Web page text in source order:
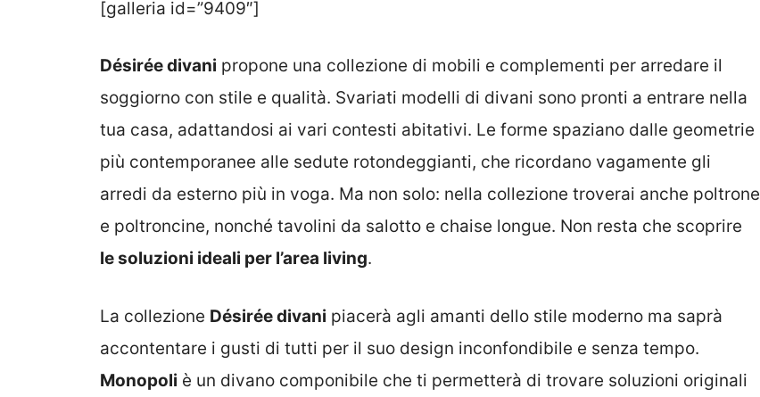
[galleria id=”9409″]
Désirée divani propone una collezione di mobili e complementi per arredare il
soggiorno con stile e qualità. Svariati modelli di divani sono pronti a entrare nella
tua casa, adattandosi ai vari contesti abitativi. Le forme spaziano dalle geometrie
più contemporanee alle sedute rotondeggianti, che ricordano vagamente gli
arredi da esterno più in voga. Ma non solo: nella collezione troverai anche poltrone
e poltroncine, nonché tavolini da salotto e chaise longue. Non resta che scoprire
le soluzioni ideali per l’area living.
La collezione Désirée divani piacerà agli amanti dello stile moderno ma saprà
accontentare i gusti di tutti per il suo design inconfondibile e senza tempo.
Monopoli è un divano componibile che ti permetterà di trovare soluzioni originali